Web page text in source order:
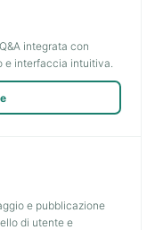
integrata con
e interfaccia intuitiva.
e pubblicazione
di utente e